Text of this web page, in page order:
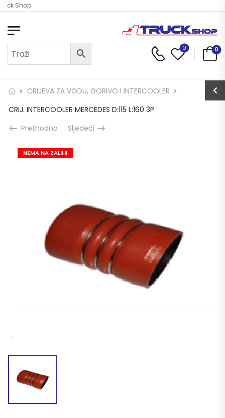
Shop
0 0
CRIJEVA ZA VODU, GORIVO I INTERCOOLER
CRIJ. INTERCOOLER MERCEDES D:115 L:160 3P
Prethodno
Sljedeći
NEMA NA ZALIHI